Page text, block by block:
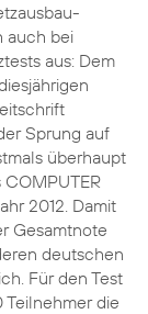
auch bei
aus: Dem
Sprung auf
überhaupt
2012. Damit
Gesamtnote
deutschen
Für den Test
die